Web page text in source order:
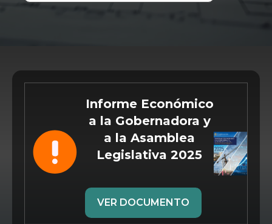
Informe Económico
a la Gobernadora y
a la Asamblea
Legislativa 2025
VER DOCUMENTO